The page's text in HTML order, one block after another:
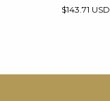
$143.71 USD